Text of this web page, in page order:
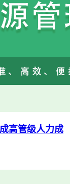
高管级人力成